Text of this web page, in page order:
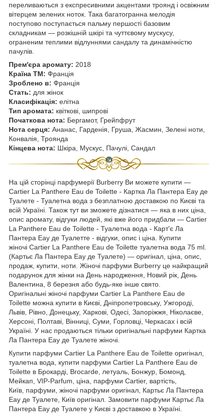
переливаються з експресивними акцентами троянд і освіжним
вітерцем зелених ноток. Така багатогранна мелодія
поступово поступається пальму першості базовим
складникам — розкішній шкірі та чуттєвому мускусу,
ограненим теплими відлуннями сандалу та динамічністю
пачулів.
Прем'єра аромату: 2018
Країна ТМ: Франція
Зроблено в: Франція
Стать: для жінок
Класифікація: елітна
Тип аромата: квіткові, шипрові
Початкова нота: Бергамот, Грейпфрут
Нота серця: Ананас, Гарденія, Груша, Жасмин, Зелені ноти,
Конвалія, Троянда
Кінцева нота: Шкіра, Мускус, Пачулі, Сандал
На цій сторінці парфумерії Burberry Ви можете купити —
Cartier La Panthere Eau de Toilette - Картка Ла Пантера Еау де
Туалете - Туалетна вода з безплатною доставкою по Києві та
всій Україні. Також тут ви зможете дізнатися — яка в них ціна,
опис аромату, відгуки людей, які вже його придбали — Cartier
La Panthere Eau de Toilette - Туалетна вода - Карт'є Ла
Пантера Еау де Туалетте - відгуки, опис і ціна. Купити
жіночі Cartier La Panthere Eau de Toilette туалетна вода 75 ml.
(Картьє Ла Пантера Еау де Туалете) — оригінал, ціна, опис,
продаж, купити, ноти. Жіночі парфуми Burberry це найкращий
подарунок для жінки на День народження, Новий рік, День
Валентина, 8 березня або будь-яке інше свято.
Оригінальні жіночі парфуми Cartier La Panthere Eau de
Toilette можна купити в Києві, Дніпропетровську, Ужгороді,
Львів, Рівно, Донецьку, Харкові, Одесі, Запоріжжя, Ніколаєве,
Херсоні, Полтаві, Вінниці, Суми, Горловці, Черкасах і всій
Україні. У нас продаються тільки оригінальні парфуми Картка
Ла Пантера Еау де Туалете жіночі.
Купити парфуми Cartier La Panthere Eau de Toilette оригінал,
туалетна вода, купити парфуми Cartier La Panthere Eau de
Toilette в Брокарді, Brocarde, летуаль, Бонжур, Бомонд,
Мейкап, VIP-Parfum, ціна, парфуми Cartier, вартість,
Київ, парфуми, жіночі парфуми оригінал, Картьє Ла Пантера
Еау де Туалете, Київ оригінал. Замовити парфуми Картьє Ла
Пантера Еау де Туалете у Києві з доставкою в Україні.